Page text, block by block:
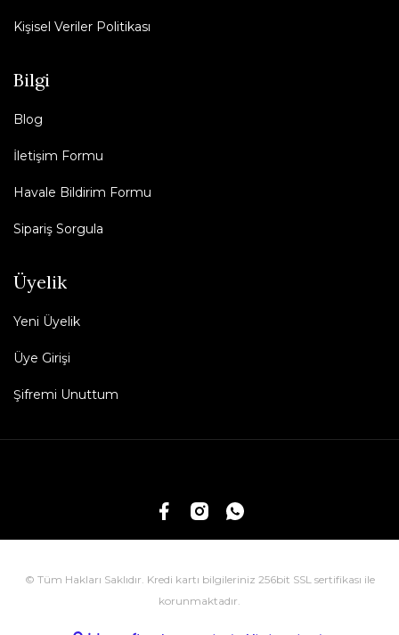
Kişisel Veriler Politikası
Bilgi
Blog
İletişim Formu
Havale Bildirim Formu
Sipariş Sorgula
Üyelik
Yeni Üyelik
Üye Girişi
Şifremi Unuttum
© Tüm Hakları Saklıdır. Kredi kartı bilgileriniz 256bit SSL sertifikası ile
korunmaktadır.